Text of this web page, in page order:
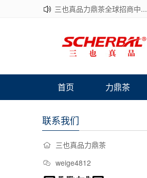
三也真品力鼎茶全球招商中...
首页 力鼎茶
联系我们
三也真品力鼎茶
weige4812